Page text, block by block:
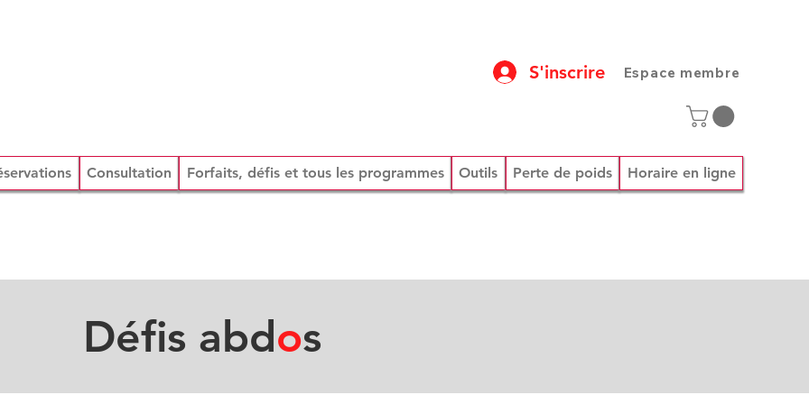
S'inscrire Espace membre
Consultation Forfaits, défis et tous les programmes Outils Perte de poids Horaire en ligne
Défis abdos